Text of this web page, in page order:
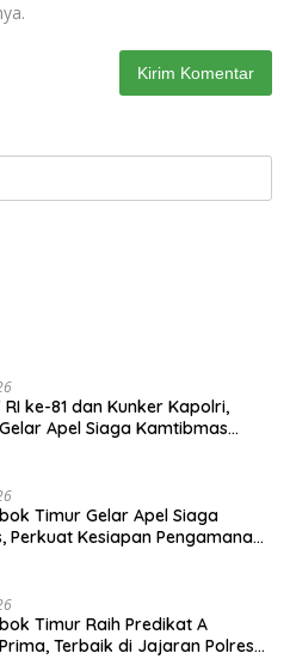
RI ke-81 dan Kunker Kapolri,
Apel Siaga Kamtibmas
Timur Gelar Apel Siaga
Perkuat Kesiapan Pengamanan
Timur Raih Predikat A
Terbaik di Jajaran Polres